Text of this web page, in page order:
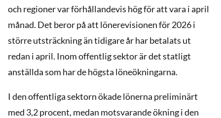
och regioner var förhållandevis hög för att vara i april
månad. Det beror på att lönerevisionen för 2026 i
större utsträckning än tidigare år har betalats ut
redan i april. Inom offentlig sektor är det statligt
anställda som har de högsta löneökningarna.
I den offentliga sektorn ökade lönerna preliminärt
med 3,2 procent, medan motsvarande ökning i den